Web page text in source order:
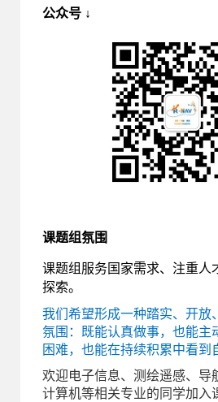
公众号 ↓
课题组氛围
课题组服务国家需求、注重人
探索。
我们希望形成一种踏实、开放
氛围：既能认真做事，也能主
困难，也能在持续积累中看到
欢迎电子信息、测绘遥感、导
计算机等相关专业的同学加入